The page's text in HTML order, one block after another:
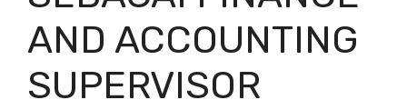
AND ACCOUNTING
SUPERVISOR